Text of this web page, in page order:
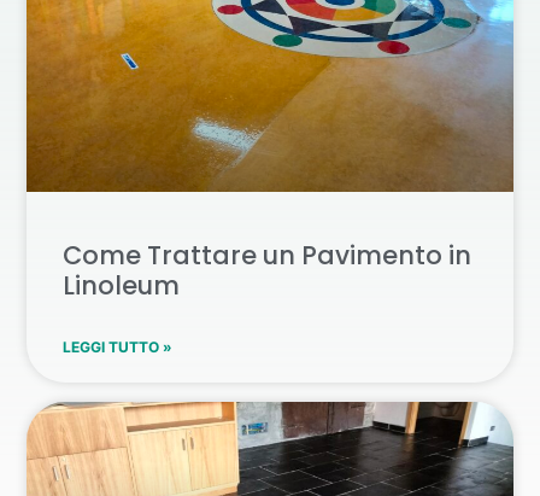
Come Trattare un Pavimento in
Linoleum
LEGGI TUTTO »